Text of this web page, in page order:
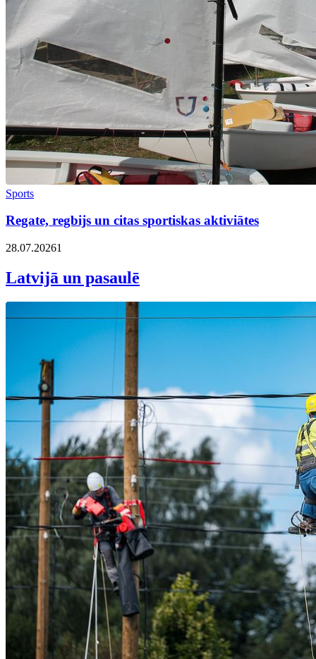
Sports
Regate, regbijs un citas sportiskas aktiviātes
28.07.20261
Latvijā un pasaulē